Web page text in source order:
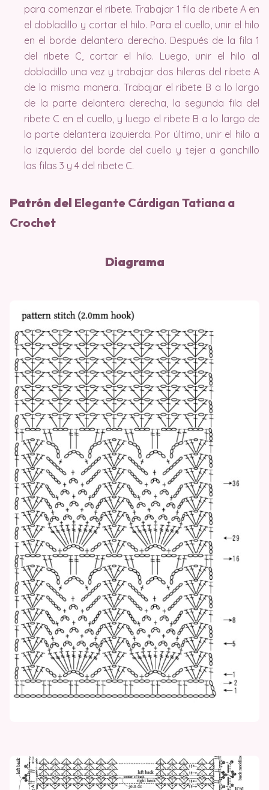
para comenzar el ribete. Trabajar 1 fila de ribete A en
el dobladillo y cortar el hilo. Para el cuello, unir el hilo
en el borde delantero derecho. Después de la fila 1
del ribete C, cortar el hilo. Luego, unir el hilo al
dobladillo una vez y trabajar dos hileras del ribete A
de la misma manera. Trabajar el ribete B a lo largo
de la parte delantera derecha, la segunda fila del
ribete C en el cuello, y luego el ribete B a lo largo de
la parte delantera izquierda. Por último, unir el hilo a
la izquierda del borde del cuello y tejer a ganchillo
las filas 3 y 4 del ribete C.
Patrón del Elegante Cárdigan Tatiana a
Crochet
Diagrama